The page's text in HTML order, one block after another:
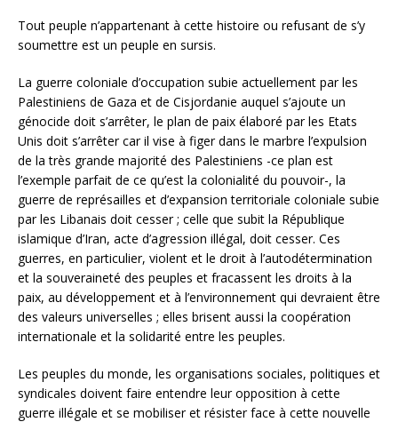
Tout peuple n’appartenant à cette histoire ou refusant de s’y
soumettre est un peuple en sursis.
La guerre coloniale d’occupation subie actuellement par les
Palestiniens de Gaza et de Cisjordanie auquel s’ajoute un
génocide doit s’arrêter, le plan de paix élaboré par les Etats
Unis doit s’arrêter car il vise à figer dans le marbre l’expulsion
de la très grande majorité des Palestiniens -ce plan est
l’exemple parfait de ce qu’est la colonialité du pouvoir-, la
guerre de représailles et d’expansion territoriale coloniale subie
par les Libanais doit cesser ; celle que subit la République
islamique d’Iran, acte d’agression illégal, doit cesser. Ces
guerres, en particulier, violent et le droit à l’autodétermination
et la souveraineté des peuples et fracassent les droits à la
paix, au développement et à l’environnement qui devraient être
des valeurs universelles ; elles brisent aussi la coopération
internationale et la solidarité entre les peuples.
Les peuples du monde, les organisations sociales, politiques et
syndicales doivent faire entendre leur opposition à cette
guerre illégale et se mobiliser et résister face à cette nouvelle